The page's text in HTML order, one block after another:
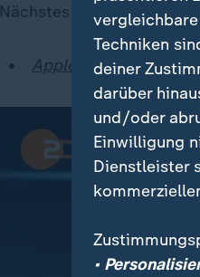
Nächstes Jahr sollen
Apple-Geräte: Was
Techniken
deiner
darüber
und/oder
Einwilligung
Dienstleister
•